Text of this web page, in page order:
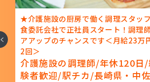
★介護施設の厨房で働く調理スタッ
食委託会社で正社員スタート！調理
アアップのチャンスです＜月給23万
2回＞
介護施設の調理師/年休120日
験者歓迎/駅チカ/長崎県・中